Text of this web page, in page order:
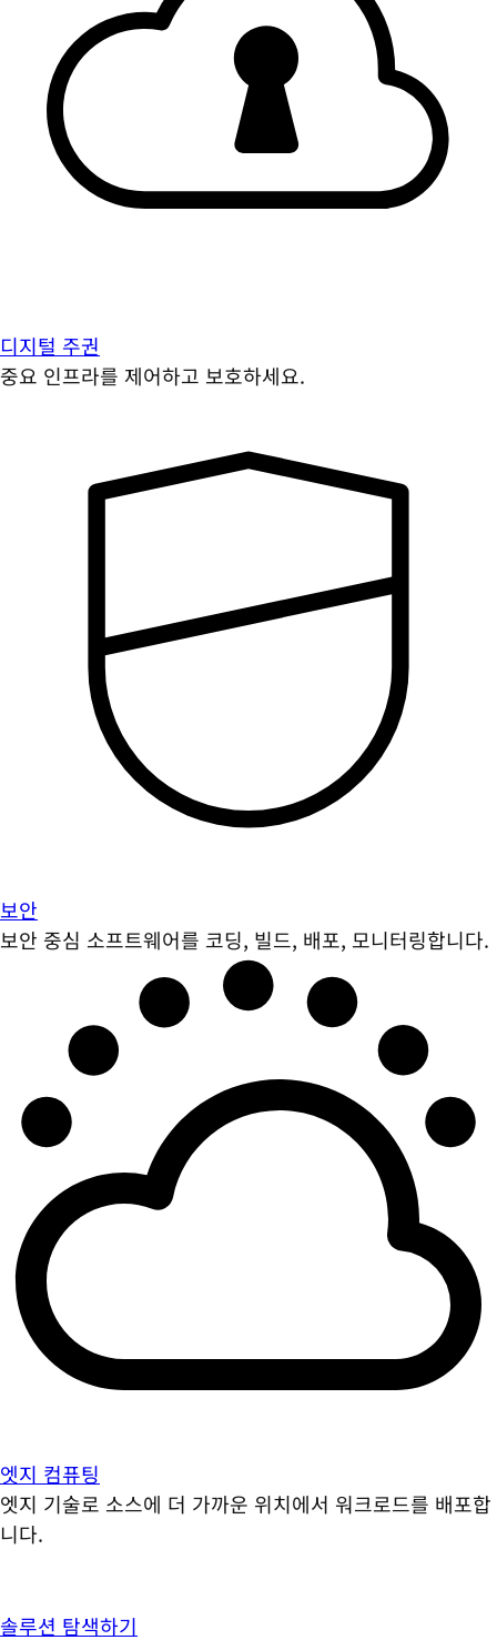
디지털 주권
중요 인프라를 제어하고 보호하세요.
보안
보안 중심 소프트웨어를 코딩, 빌드, 배포, 모니터링합니다.
엣지 컴퓨팅
엣지 기술로 소스에 더 가까운 위치에서 워크로드를 배포합
니다.
솔루션 탐색하기